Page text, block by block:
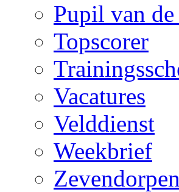
Pupil van
Topscorer
Vacatures
Velddienst
Weekbrief